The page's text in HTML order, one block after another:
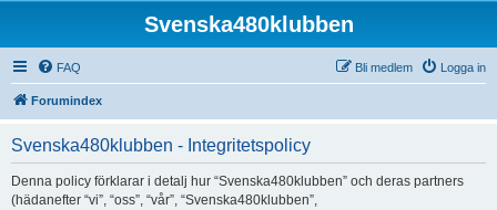
Svenska480klubben
FAQ Logga in
Bli medlem
Forumindex
Svenska480klubben - Integritetspolicy
Denna policy förklarar i detalj hur “Svenska480klubben” och deras partners
(hädanefter “vi”, “oss”, “vår”, “Svenska480klubben”,